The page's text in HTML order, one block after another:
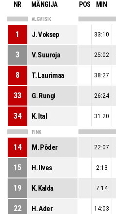
NR MÄNGIJA POS MIN
ALGVIISIK
1 J. Voksep 33:10
3 V. Suuroja 25:02
8 T. Laurimaa 38:27
33 G. Rungi 26:24
34 K. Ital 31:20
PINK
14 M. Põder 22:07
15 H. Ilves 2:13
19 K. Kalda 7:14
22 H. Ader 14:03